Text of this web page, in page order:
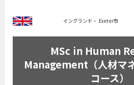
イングランド・ Exeter市
MSc in Human
Management（人材マ
コース）